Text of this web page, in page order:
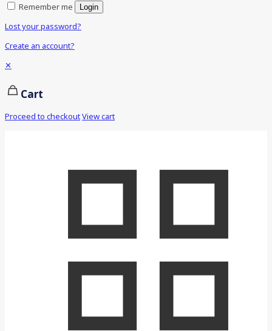
Remember me
Login
Lost your password?
Create an account?
✕
Cart
Proceed to checkoutView cart